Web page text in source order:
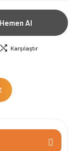
Hemen Al
Karşılaştır